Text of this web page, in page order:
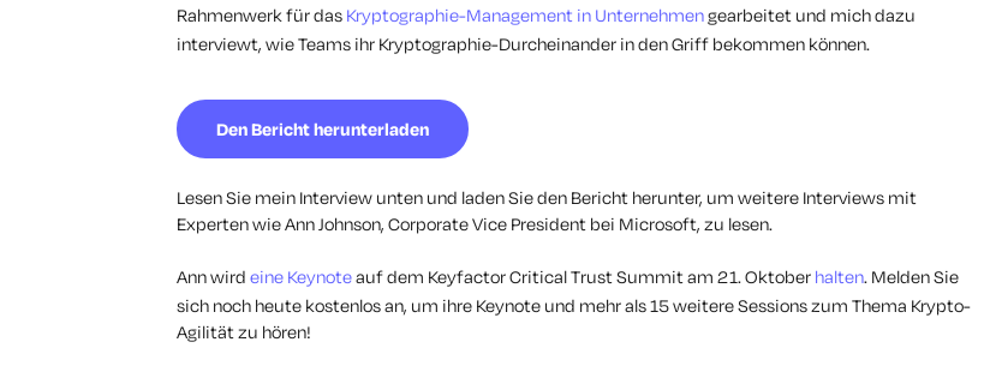
Rahmenwerk für das Kryptographie-Management in Unternehmengearbeitet und mich dazu
interviewt, wie Teams ihr Kryptographie-Durcheinander in den Griff bekommen können.
Den Bericht herunterladen
Lesen Sie mein Interview unten und laden Sie den Bericht herunter, um weitere Interviews mit
Experten wie Ann Johnson, Corporate Vice President bei Microsoft, zu lesen.
Ann wird eine Keynoteauf dem Keyfactor Critical Trust Summit am 21. Oktober halten. Melden Sie
sich noch heute kostenlos an, um ihre Keynote und mehr als 15 weitere Sessions zum Thema Krypto-
Agilität zu hören!